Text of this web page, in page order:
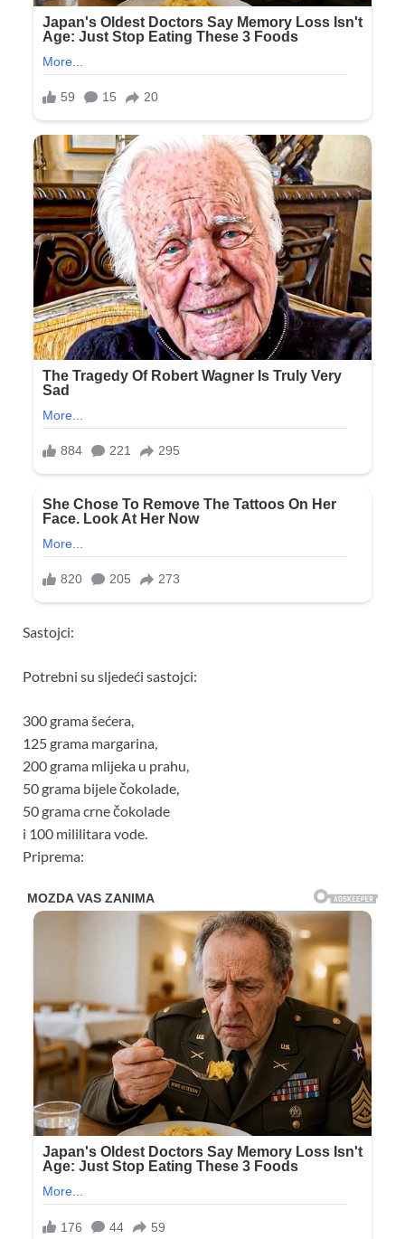
Sastojci:
Potrebni su sljedeći sastojci:
300 grama šećera,
125 grama margarina,
200 grama mlijeka u prahu,
50 grama bijele čokolade,
50 grama crne čokolade
i 100 mililitara vode.
Priprema: